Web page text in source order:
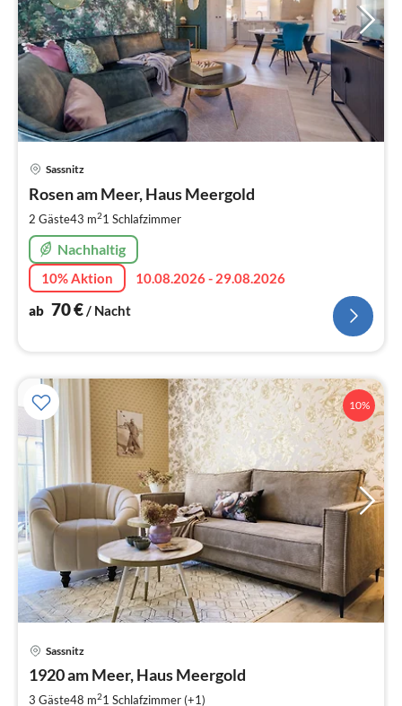
Sassnitz
Rosen am Meer, Haus Meergold
2 Gäste43 m21 Schlafzimmer
Nachhaltig
10% Aktion
10.08.2026 - 29.08.2026
ab 70€/ Nacht
10%
Sassnitz
1920 am Meer, Haus Meergold
3 Gäste48 m21 Schlafzimmer (+1)